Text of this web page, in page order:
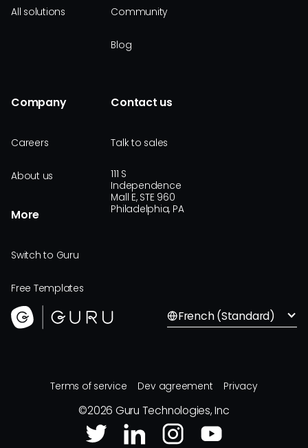
All solutions Community
Blog
Company
Careers
About us
More
Switch to Guru
Free Templates
Contact us
Talk to sales
111 S
Independence
Mall E, STE 960
Philadelphia, PA
French (Standard)
Terms of service Dev agreement Privacy
©2026 Guru Technologies, Inc